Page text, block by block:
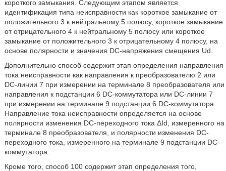
короткого замыкания. Следующим этапом является
идентификация типа неисправности как короткое замыкание от
положительного 3 к нейтральному 5 полюсу, короткое замыкание
от отрицательного 4 к нейтральному 5 полюсу или короткое
замыкание от положительного 3 к отрицательному 4 полюсу, на
основе полярности и значения DC-напряжения смещения Ud.
Дополнительно способ содержит этап определения направления
тока неисправности как направления к преобразователю 2 или
DC-линии 7 при измерении на терминале 8 преобразователя или
направления к подстанции 6 DC-коммутатора или DC-линии 7
при измерении на терминале 9 подстанции 6 DC-коммутатора.
Направление тока неисправности определяется на основе
полярности изменения DC-переходного тока ΔId, измеренного на
терминале 8 преобразователя, и полярности изменения DC-
переходного тока, измеренного на терминале 9 подстанции DC-
коммутатора.
Кроме того, способ 100 содержит этап определения того,